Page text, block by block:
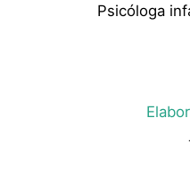
Psicóloga